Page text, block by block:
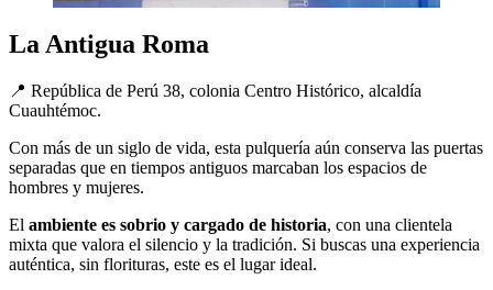
La Antigua Roma
📍 República de Perú 38, colonia Centro Histórico, alcaldía
Cuauhtémoc.
Con más de un siglo de vida, esta pulquería aún conserva las puertas
separadas que en tiempos antiguos marcaban los espacios de
hombres y mujeres.
El ambiente es sobrio y cargado de historia, con una clientela
mixta que valora el silencio y la tradición. Si buscas una experiencia
auténtica, sin florituras, este es el lugar ideal.